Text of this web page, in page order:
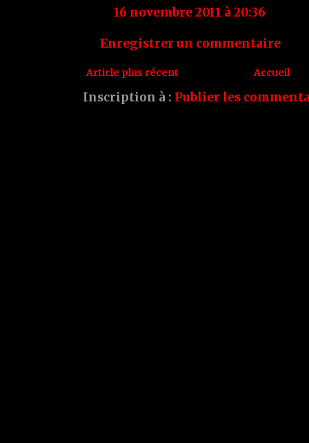
16 novembre 2011 à 20:36
Enregistrer un commentaire
Article plus récent Accueil
Inscription à : Publier les